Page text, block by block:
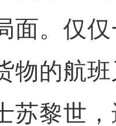
面。仅
物的航
苏黎世